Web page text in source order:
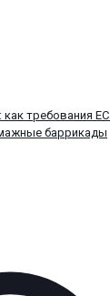
требования
баррикады